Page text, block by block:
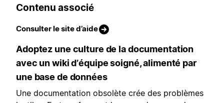
Contenu associé
Consulter le site d’aide
Adoptez une culture de la documentation
avec un wiki d’équipe soigné, alimenté par
une base de données
Une documentation obsolète crée des problèmes